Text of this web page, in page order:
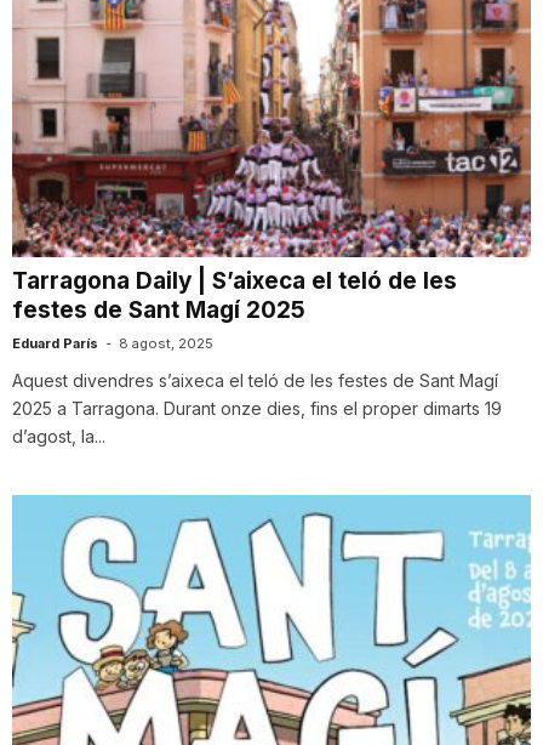
Tarragona Daily | S’aixeca el teló de les
festes de Sant Magí 2025
Eduard París - 8 agost, 2025
Aquest divendres s’aixeca el teló de les festes de Sant Magí
2025 a Tarragona. Durant onze dies, fins el proper dimarts 19
d’agost, la...